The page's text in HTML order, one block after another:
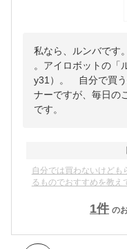
私なら、ルンバです
。アイロボットの「
y31）。 自分で買う
ナーですが、毎日の
です。
自分では買わないけども
るものでおすすめを教え
1件 の